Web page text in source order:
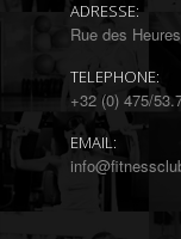
ADRESSE:
Rue des
TELEPHONE:
+32 (0) 475/
EMAIL: